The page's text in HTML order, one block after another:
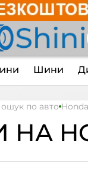
Шини
по авто Honda